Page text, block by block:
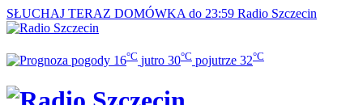
SŁUCHAJ TERAZ DOMÓWKA do 23:59 Radio Szczecin
16°C jutro 30°C pojutrze 32°C